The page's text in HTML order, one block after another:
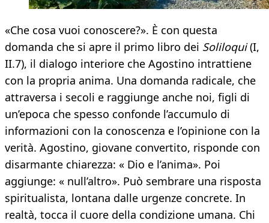
«Che cosa vuoi conoscere?». È con questa
domanda che si apre il primo libro dei Soliloqui(I,
II.7), il dialogo interiore che Agostino intrattiene
con la propria anima. Una domanda radicale, che
attraversa i secoli e raggiunge anche noi, figli di
un’epoca che spesso confonde l’accumulo di
informazioni con la conoscenza e l’opinione con la
verità. Agostino, giovane convertito, risponde con
disarmante chiarezza: « Dio e l’anima». Poi
aggiunge: « null’altro». Può sembrare una risposta
spiritualista, lontana dalle urgenze concrete. In
realtà, tocca il cuore della condizione umana. Chi